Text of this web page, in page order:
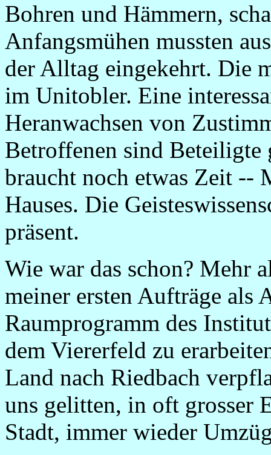
Bohren und Hämmern,
Anfangsmühen mussten
der Alltag eingekehrt. Die
im Unitobler. Eine
Heranwachsen von
Betroffenen sind Beteiligte
braucht noch etwas Zeit --
Hauses. Die
präsent.
Wie war das schon? Mehr
meiner ersten Aufträge als
Raumprogramm des
dem Viererfeld zu
Land nach Riedbach
uns gelitten, in oft grosser
Stadt, immer wieder